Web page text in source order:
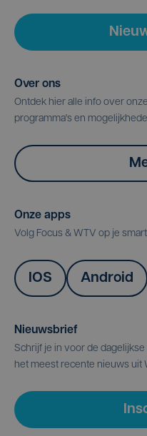
Over ons
Ontdek hier alle info over
programma's en
Onze apps
Volg Focus & WTV op je
IOS Android
Nieuwsbrief
Schrijf je in voor de
het meest recente nieuws uit